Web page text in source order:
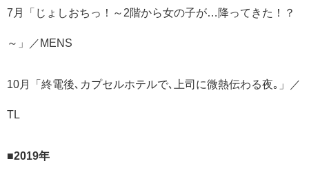
7月「じょしおちっ！～2階から女の子が…降ってきた！？
～」／MENS
10月「終電後､カプセルホテルで､上司に微熱伝わる夜｡」／
TL
■2019年